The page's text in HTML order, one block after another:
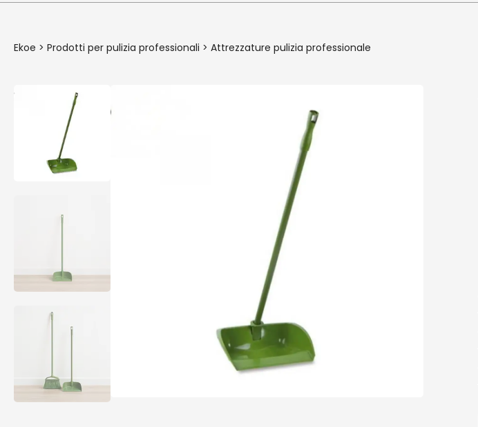
Ekoe > Prodotti per pulizia professionali > Attrezzature pulizia professionale